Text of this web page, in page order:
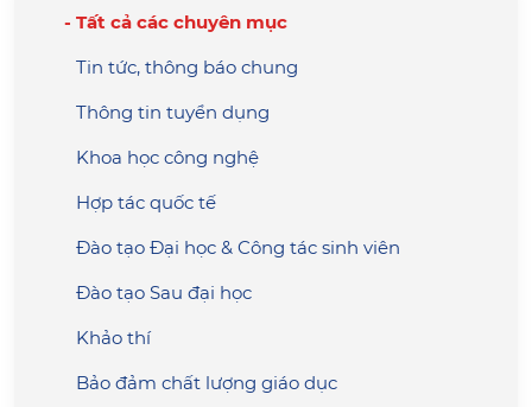
Tất cả các chuyên mục
Tin tức, thông báo chung
Thông tin tuyển dụng
Khoa học công nghệ
Hợp tác quốc tế
Đào tạo Đại học & Công tác sinh viên
Đào tạo Sau đại học
Khảo thí
Bảo đảm chất lượng giáo dục